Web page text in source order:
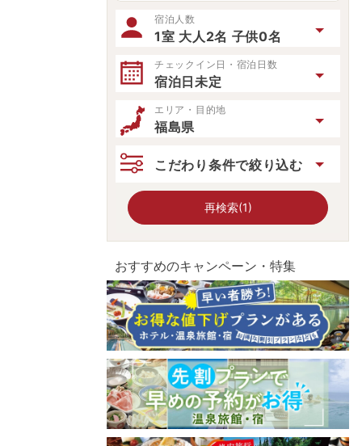
宿泊人数
1室 大人2名 子供0名
チェックイン日・宿泊日数
宿泊日未定
エリア・目的地
福島県
こだわり条件で絞り込む
再検索(1)
おすすめのキャンペーン・特集